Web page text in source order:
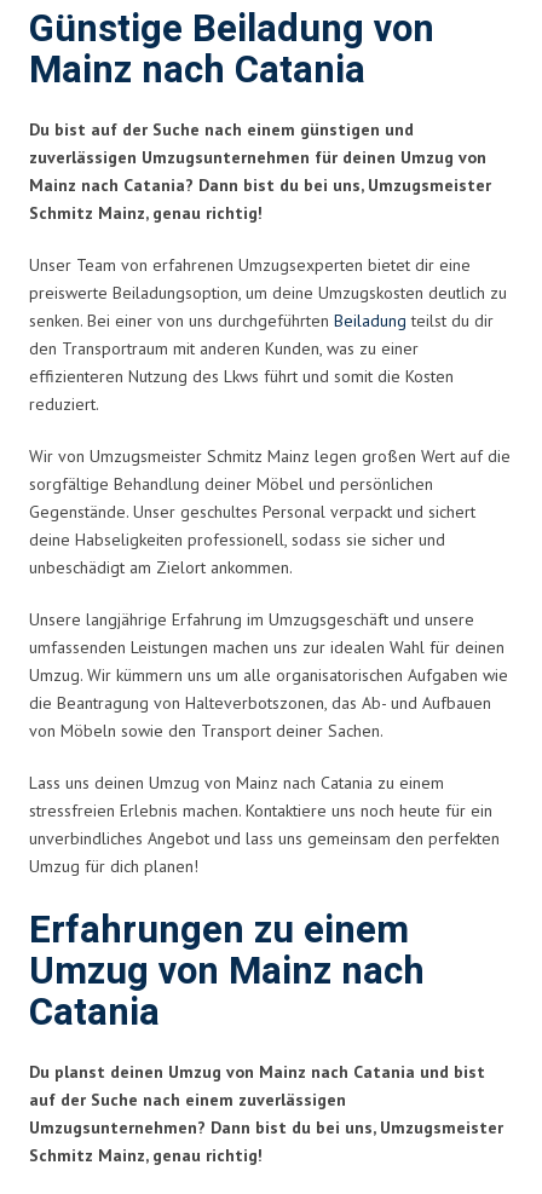
Günstige Beiladung von
Mainz nach Catania
Du bist auf der Suche nach einem günstigen und
zuverlässigen Umzugsunternehmen für deinen Umzug von
Mainz nach Catania? Dann bist du bei uns, Umzugsmeister
Schmitz Mainz, genau richtig!
Unser Team von erfahrenen Umzugsexperten bietet dir eine
preiswerte Beiladungsoption, um deine Umzugskosten deutlich zu
senken. Bei einer von uns durchgeführten Beiladung teilst du dir
den Transportraum mit anderen Kunden, was zu einer
effizienteren Nutzung des Lkws führt und somit die Kosten
reduziert.
Wir von Umzugsmeister Schmitz Mainz legen großen Wert auf die
sorgfältige Behandlung deiner Möbel und persönlichen
Gegenstände. Unser geschultes Personal verpackt und sichert
deine Habseligkeiten professionell, sodass sie sicher und
unbeschädigt am Zielort ankommen.
Unsere langjährige Erfahrung im Umzugsgeschäft und unsere
umfassenden Leistungen machen uns zur idealen Wahl für deinen
Umzug. Wir kümmern uns um alle organisatorischen Aufgaben wie
die Beantragung von Halteverbotszonen, das Ab- und Aufbauen
von Möbeln sowie den Transport deiner Sachen.
Lass uns deinen Umzug von Mainz nach Catania zu einem
stressfreien Erlebnis machen. Kontaktiere uns noch heute für ein
unverbindliches Angebot und lass uns gemeinsam den perfekten
Umzug für dich planen!
Erfahrungen zu einem
Umzug von Mainz nach
Catania
Du planst deinen Umzug von Mainz nach Catania und bist
auf der Suche nach einem zuverlässigen
Umzugsunternehmen? Dann bist du bei uns, Umzugsmeister
Schmitz Mainz, genau richtig!